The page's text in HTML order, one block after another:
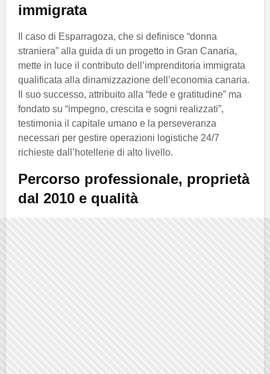
immigrata
Il caso di Esparragoza, che si definisce “donna
straniera” alla guida di un progetto in Gran Canaria,
mette in luce il contributo dell’imprenditoria immigrata
qualificata alla dinamizzazione dell’economia canaria.
Il suo successo, attribuito alla “fede e gratitudine” ma
fondato su “impegno, crescita e sogni realizzati”,
testimonia il capitale umano e la perseveranza
necessari per gestire operazioni logistiche 24/7
richieste dall’hotellerie di alto livello.
Percorso professionale, proprietà
dal 2010 e qualità